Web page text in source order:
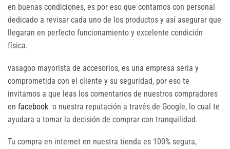
en buenas condiciones, es por eso que contamos con personal
dedicado a revisar cada uno de los productos y así asegurar que
llegaran en perfecto funcionamiento y excelente condición
física.
vasagoo mayorista de accesorios, es una empresa seria y
comprometida con el cliente y su seguridad, por eso te
invitamos a que leas los comentarios de nuestros compradores
en facebook o nuestra reputación a través de Google, lo cual te
ayudara a tomar la decisión de comprar con tranquilidad.
Tu compra en internet en nuestra tienda es 100% segura,